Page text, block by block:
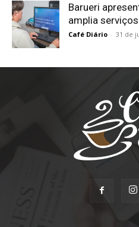
Barueri
amplia
Café Diário - 31 de